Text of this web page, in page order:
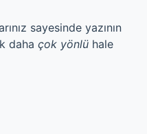
sayesinde yazının
daha çok yönlü hale